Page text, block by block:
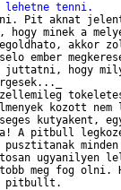
lehetne tenni.
Pit aknat
minek a
akkor
ember
juttatni, hogy
kozott nem
kutyakent,
A pitbull
ugyanilyen
meg fog olni.
pitbullt.